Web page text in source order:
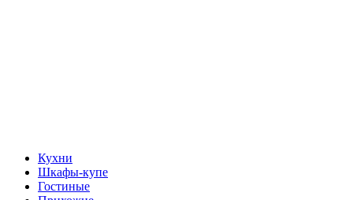
Кухни
Шкафы-купе
Гостиные